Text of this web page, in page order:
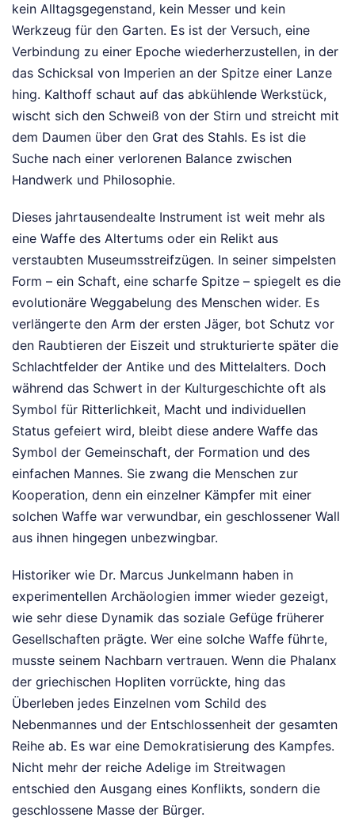
kein Alltagsgegenstand, kein Messer und kein
Werkzeug für den Garten. Es ist der Versuch, eine
Verbindung zu einer Epoche wiederherzustellen, in der
das Schicksal von Imperien an der Spitze einer Lanze
hing. Kalthoff schaut auf das abkühlende Werkstück,
wischt sich den Schweiß von der Stirn und streicht mit
dem Daumen über den Grat des Stahls. Es ist die
Suche nach einer verlorenen Balance zwischen
Handwerk und Philosophie.
Dieses jahrtausendealte Instrument ist weit mehr als
eine Waffe des Altertums oder ein Relikt aus
verstaubten Museumsstreifzügen. In seiner simpelsten
Form – ein Schaft, eine scharfe Spitze – spiegelt es die
evolutionäre Weggabelung des Menschen wider. Es
verlängerte den Arm der ersten Jäger, bot Schutz vor
den Raubtieren der Eiszeit und strukturierte später die
Schlachtfelder der Antike und des Mittelalters. Doch
während das Schwert in der Kulturgeschichte oft als
Symbol für Ritterlichkeit, Macht und individuellen
Status gefeiert wird, bleibt diese andere Waffe das
Symbol der Gemeinschaft, der Formation und des
einfachen Mannes. Sie zwang die Menschen zur
Kooperation, denn ein einzelner Kämpfer mit einer
solchen Waffe war verwundbar, ein geschlossener Wall
aus ihnen hingegen unbezwingbar.
Historiker wie Dr. Marcus Junkelmann haben in
experimentellen Archäologien immer wieder gezeigt,
wie sehr diese Dynamik das soziale Gefüge früherer
Gesellschaften prägte. Wer eine solche Waffe führte,
musste seinem Nachbarn vertrauen. Wenn die Phalanx
der griechischen Hopliten vorrückte, hing das
Überleben jedes Einzelnen vom Schild des
Nebenmannes und der Entschlossenheit der gesamten
Reihe ab. Es war eine Demokratisierung des Kampfes.
Nicht mehr der reiche Adelige im Streitwagen
entschied den Ausgang eines Konflikts, sondern die
geschlossene Masse der Bürger.